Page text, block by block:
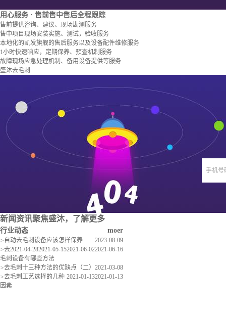
用心服务 · 售前售中售后全程跟踪
售前提供咨询、建议、现场勘测服务
售中项目现场安装实施、测试，验收服务
本地化的凯发旗舰的售后服务以及设备配件维修服务
1小时快速响应，定期保养、预查机制服务
故障现场应急处理机制、备用设备提供等服务
盛沐去毛刺
手机号
新闻资讯聚焦盛沐，了解更多
moer
行业动态
2023-08-09
> 自动去毛刺设备应该怎样保养
2021-06-16
2021-06-02
2021-05-15
2021-04-28
>去
毛刺设备有哪些方法
2021-03-08
>去毛刺十三种方法的优缺点（二）
2021-01-13
2021-01-13
>去毛刺工艺选择的几种
因素